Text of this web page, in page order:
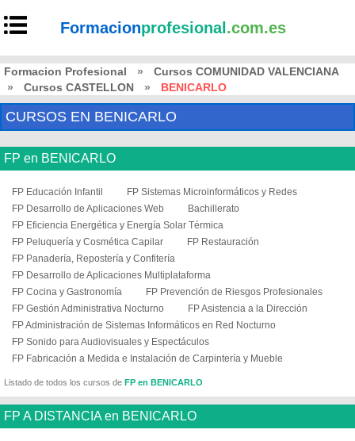
Formacionprofesional .com.es
Formacion Profesional »
Cursos COMUNIDAD VALENCIANA
»
Cursos CASTELLON » BENICARLO
CURSOS EN BENICARLO
FP en BENICARLO
FP Educación Infantil
FP Sistemas Microinformáticos y Redes
FP Desarrollo de Aplicaciones Web
Bachillerato
FP Eficiencia Energética y Energía Solar Térmica
FP Peluquería y Cosmética Capilar
FP Restauración
FP Panadería, Repostería y Confitería
FP Desarrollo de Aplicaciones Multiplataforma
FP Cocina y Gastronomía
FP Prevención de Riesgos Profesionales
FP Gestión Administrativa Nocturno
FP Asistencia a la Dirección
FP Administración de Sistemas Informáticos en Red Nocturno
FP Sonido para Audiovisuales y Espectáculos
FP Fabricación a Medida e Instalación de Carpintería y Mueble
Listado de todos los cursos de FP en BENICARLO
FP A DISTANCIA en BENICARLO